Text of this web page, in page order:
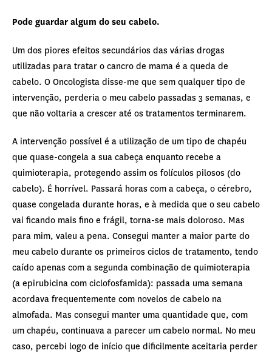
Pode guardar algum do seu cabelo.
Um dos piores efeitos secundários das várias drogas
utilizadas para tratar o cancro de mama é a queda de
cabelo. O Oncologista disse-me que sem qualquer tipo de
intervenção, perderia o meu cabelo passadas 3 semanas, e
que não voltaria a crescer até os tratamentos terminarem.
A intervenção possível é a utilização de um tipo de chapéu
que quase-congela a sua cabeça enquanto recebe a
quimioterapia, protegendo assim os folículos pilosos (do
cabelo). É horrível. Passará horas com a cabeça, o cérebro,
quase congelada durante horas, e à medida que o seu cabelo
vai ficando mais fino e frágil, torna-se mais doloroso. Mas
para mim, valeu a pena. Consegui manter a maior parte do
meu cabelo durante os primeiros ciclos de tratamento, tendo
caído apenas com a segunda combinação de quimioterapia
(a epirubicina com ciclofosfamida): passada uma semana
acordava frequentemente com novelos de cabelo na
almofada. Mas consegui manter uma quantidade que, com
um chapéu, continuava a parecer um cabelo normal. No meu
caso, percebi logo de início que dificilmente aceitaria perder